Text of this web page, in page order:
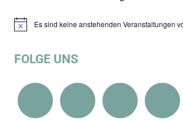
HinweisEs sind keine anstehenden Veranstaltungen
FOLGE UNS